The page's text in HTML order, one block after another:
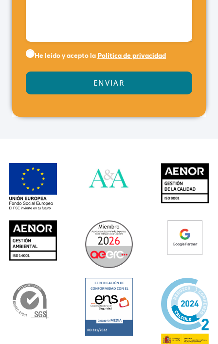
He leído y acepto la Política de privacidad